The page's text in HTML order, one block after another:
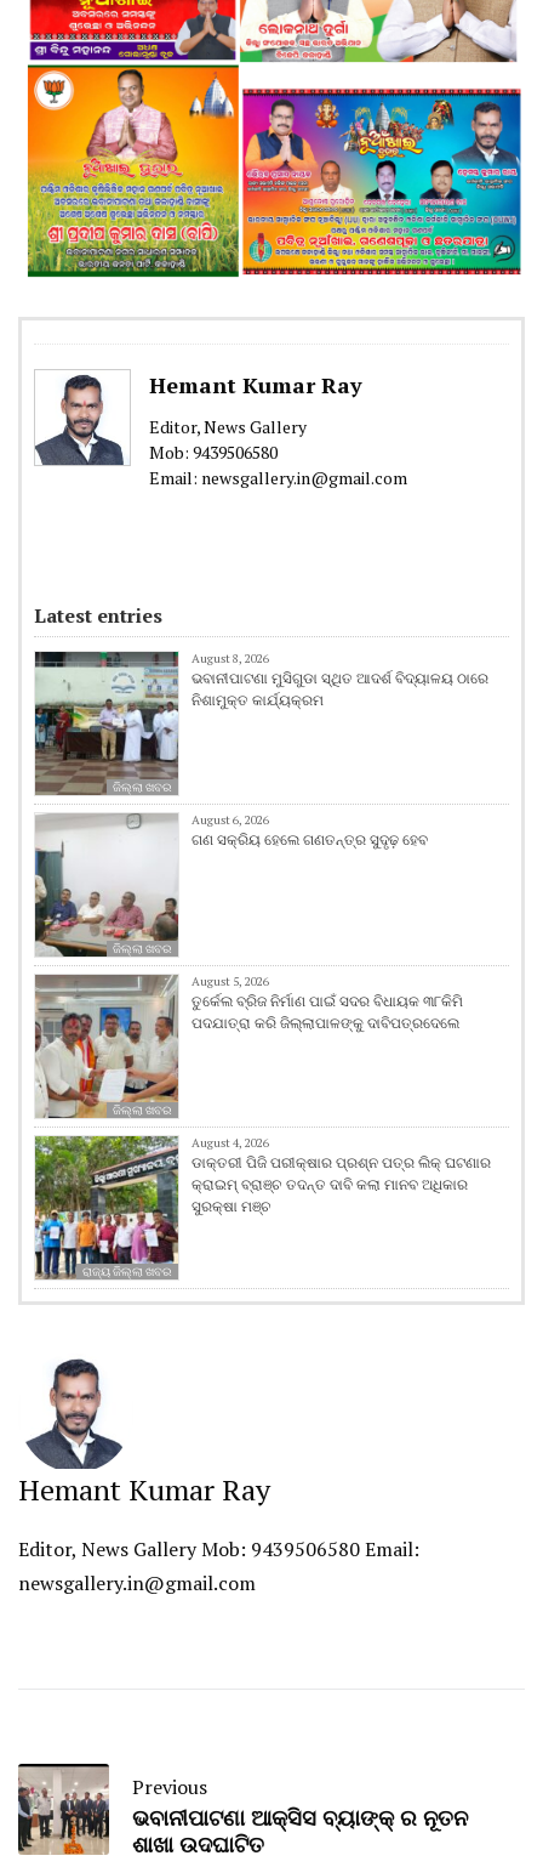
Hemant Kumar Ray
Editor, News Gallery
Mob: 9439506580
Email: newsgallery.in@gmail.com
Latest entries
ଜିଲ୍ଲା ଖବର
August 8, 2026
ଭବାନୀପାଟଣା ମୁସିଗୁଡା ସ୍ଥିତ ଆଦର୍ଶ ବିଦ୍ୟାଳୟ ଠାରେ
ନିଶାମୁକ୍ତ କାର୍ଯ୍ୟକ୍ରମ
ଜିଲ୍ଲା ଖବର
August 6, 2026
ଗଣ ସକ୍ରିୟ ହେଲେ ଗଣତନ୍ତ୍ର ସୁଦୃଢ଼ ହେବ
ଜିଲ୍ଲା ଖବର
August 5, 2026
ତୁର୍କେଲ ବ୍ରିଜ ନିର୍ମାଣ ପାଇଁ ସଦର ବିଧାୟକ ୩୮କିମି
ପଦଯାତ୍ରା କରି ଜିଲ୍ଲାପାଳଙ୍କୁ ଦାବିପତ୍ରଦେଲେ
ରାଜ୍ୟ ଜିଲ୍ଲା ଖବର
August 4, 2026
ଡାକ୍ତରୀ ପିଜି ପରୀକ୍ଷାର ପ୍ରଶ୍ନ ପତ୍ର ଲିକ୍ ଘଟଣାର
କ୍ରାଇମ୍ ବ୍ରାଞ୍ଚ ତଦନ୍ତ ଦାବି କଲା ମାନବ ଅଧିକାର
ସୁରକ୍ଷା ମଞ୍ଚ
Hemant Kumar Ray
Editor, News Gallery Mob: 9439506580 Email:
newsgallery.in@gmail.com
Previous
ଭବାନୀପାଟଣା ଆକ୍ସିସ ବ୍ୟାଙ୍କ୍ ର ନୂତନ
ଶାଖା ଉଦଘାଟିତ